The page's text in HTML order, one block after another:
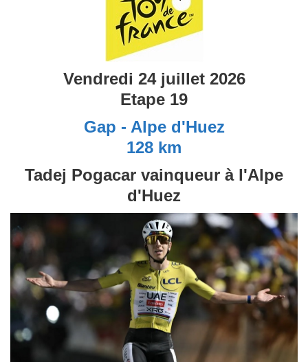
Vendredi 24 juillet 2026
Etape 19
Gap - Alpe d'Huez
128 km
Tadej Pogacar vainqueur à l'Alpe
d'Huez